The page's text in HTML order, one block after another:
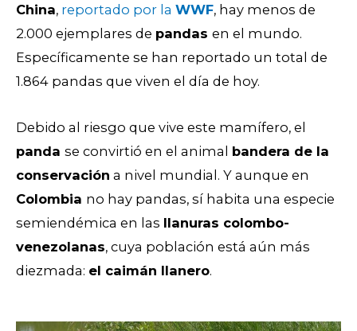
China, reportado por la WWF, hay menos de
2.000 ejemplares de pandas en el mundo.
Específicamente se han reportado un total de
1.864 pandas que viven el día de hoy.
Debido al riesgo que vive este mamífero, el
panda se convirtió en el animal bandera de la
conservación a nivel mundial. Y aunque en
Colombia no hay pandas, sí habita una especie
semiendémica en las llanuras colombo-
venezolanas, cuya población está aún más
diezmada: el caimán llanero.